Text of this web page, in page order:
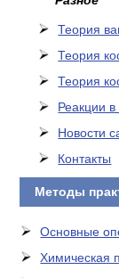
Теория
Теория
Теория
Реакции
Новости
Контакты
Методы
Основные
Химическая